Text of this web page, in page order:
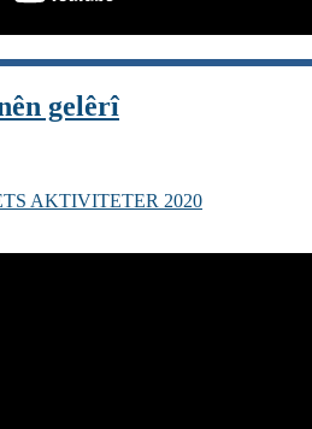
gelêrî
AKTIVITETER 2020